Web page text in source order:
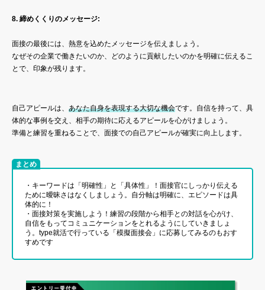
8. 締めくくりのメッセージ:
面接の最後には、熱意を込めたメッセージを伝えましょう。
なぜその企業で働きたいのか、どのように貢献したいのかを明確に伝えるこ
とで、印象が残ります。
自己アピールは、 あなた自身を表現する大切な機会です。自信を持って、具
体的な事例を交え、相手の期待に応えるアピールを心がけましょう。
準備と練習を重ねることで、面接での自己アピールが確実に向上します。
まとめ
・キーワードは「明確性」と「具体性」！面接官にしっかり伝える
ために曖昧さはなくしましょう。自分軸は明確に、エピソードは具
体的に！
・面接対策を実施しよう！練習の段階から相手との対話を心がけ、
自信をもってコミュニケーションをとれるようにしていきましょ
う。type就活で行っている「模擬面接会」に応募してみるのもおす
すめです